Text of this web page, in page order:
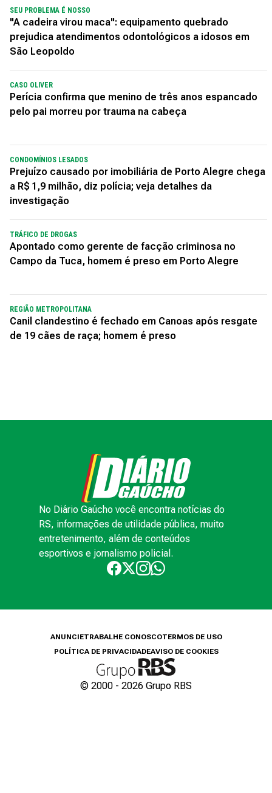
SEU PROBLEMA É NOSSO
"A cadeira virou maca": equipamento quebrado
prejudica atendimentos odontológicos a idosos em
São Leopoldo
CASO OLIVER
Perícia confirma que menino de três anos espancado
pelo pai morreu por trauma na cabeça
CONDOMÍNIOS LESADOS
Prejuízo causado por imobiliária de Porto Alegre chega
a R$ 1,9 milhão, diz polícia; veja detalhes da
investigação
TRÁFICO DE DROGAS
Apontado como gerente de facção criminosa no
Campo da Tuca, homem é preso em Porto Alegre
REGIÃO METROPOLITANA
Canil clandestino é fechado em Canoas após resgate
de 19 cães de raça; homem é preso
No Diário Gaúcho você encontra notícias do
RS, informações de utilidade pública, muito
entretenimento, além de conteúdos
esportivos e jornalismo policial.
ANUNCIETRABALHE CONOSCOTERMOS DE USO
POLÍTICA DE PRIVACIDADEAVISO DE COOKIES
© 2000 - 2026 Grupo RBS